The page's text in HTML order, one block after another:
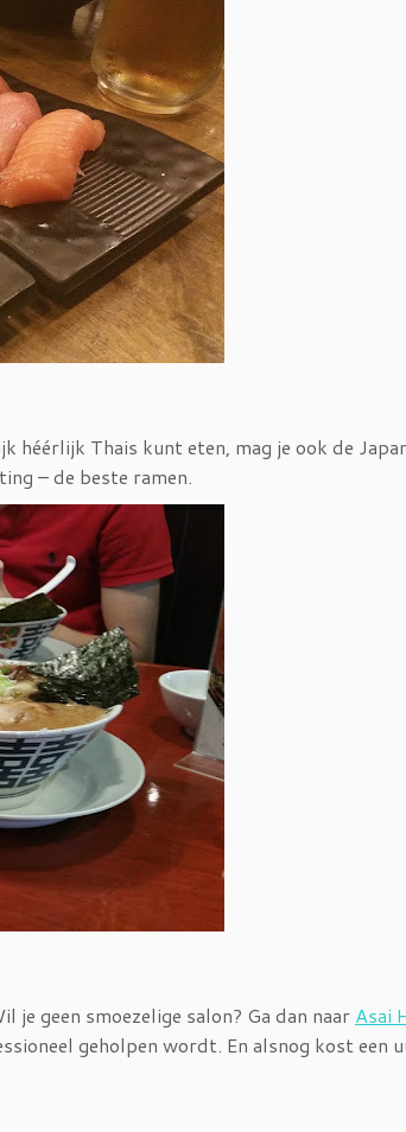
héérlijk Thais kunt eten, mag je ook de
– de beste ramen.
geen smoezelige salon? Ga dan naar Asai
geholpen wordt. En alsnog kost een